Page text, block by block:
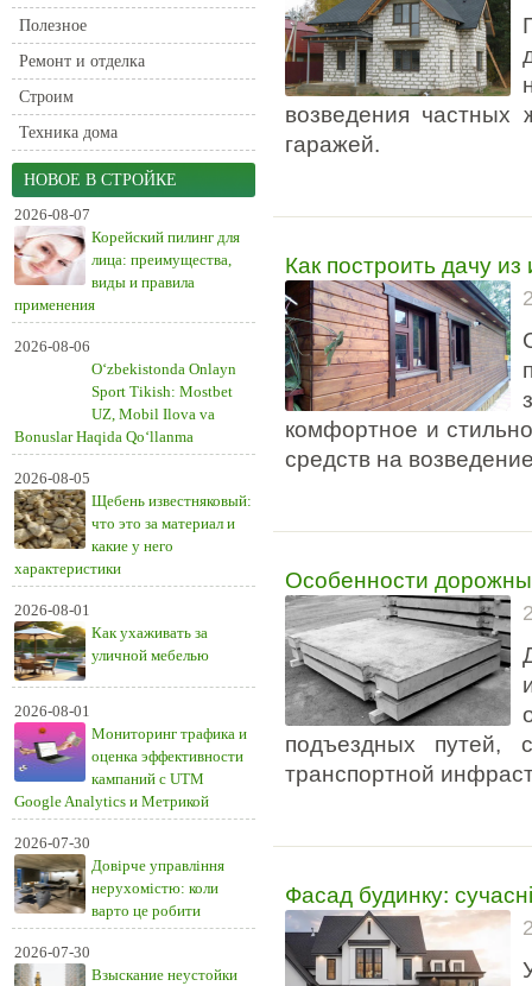
Полезное
Ремонт и отделка
Строим
Техника дома
НОВОЕ В СТРОЙКЕ
2026-08-07
Корейский пилинг для
лица: преимущества,
виды и правила
применения
2026-08-06
O‘zbekistonda Onlayn
Sport Tikish: Mostbet
UZ, Mobil Ilova va
Bonuslar Haqida Qo‘llanma
2026-08-05
Щебень известняковый:
что это за материал и
какие у него
характеристики
2026-08-01
Как ухаживать за
уличной мебелью
2026-08-01
Мониторинг трафика и
оценка эффективности
кампаний с UTM
Google Analytics и Метрикой
2026-07-30
Довірче управління
нерухомістю: коли
варто це робити
2026-07-30
Взыскание неустойки
возведения частных
гаражей.
Как построить дачу
комфортное и
средств на
Особенности
подъездных путей,
транспортной
Фасад будинку: